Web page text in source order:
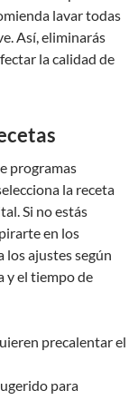
lavar todas
Así, eliminarás
la calidad de
programas
la receta
Si no estás
en los
los ajustes según
y el tiempo de
precalentar el
para